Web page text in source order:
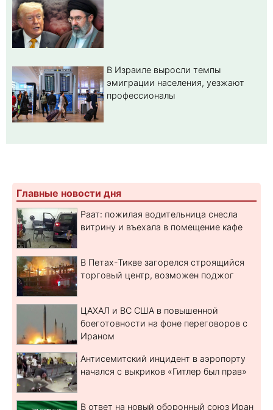
В Израиле выросли темпы
эмиграции населения, уезжают
профессионалы
Главные новости дня
Раат: пожилая водительница снесла
витрину и въехала в помещение кафе
В Петах-Тикве загорелся строящийся
торговый центр, возможен поджог
ЦАХАЛ и ВС США в повышенной
боеготовности на фоне переговоров с
Ираном
Антисемитский инцидент в аэропорту
начался с выкриков «Гитлер был прав»
В ответ на новый оборонный союз Иран